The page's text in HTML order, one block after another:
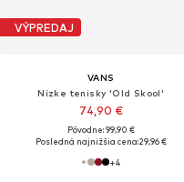
VÝPREDAJ
VANS
Nízke tenisky 'Old Skool'
74,90 €
Pôvodne: 99,90 €
Posledná najnižšia cena:29,96 €
+4